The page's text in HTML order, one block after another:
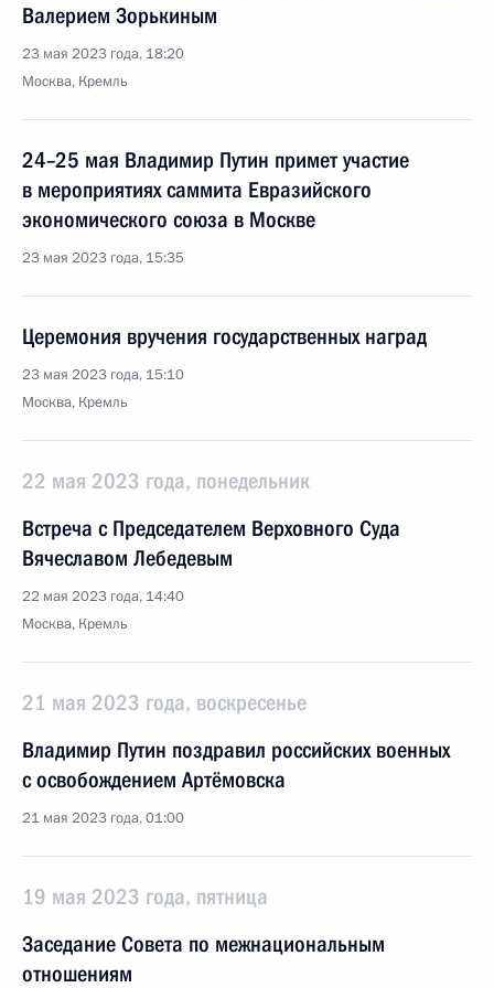
Валерием Зорькиным
23 мая 2023 года, 18:20
Москва, Кремль
24–25 мая Владимир Путин примет участие
в мероприятиях саммита Евразийского
экономического союза в Москве
23 мая 2023 года, 15:35
Церемония вручения государственных наград
23 мая 2023 года, 15:10
Москва, Кремль
22 мая 2023 года, понедельник
Встреча с Председателем Верховного Суда
Вячеславом Лебедевым
22 мая 2023 года, 14:40
Москва, Кремль
21 мая 2023 года, воскресенье
Владимир Путин поздравил российских военных
с освобождением Артёмовска
21 мая 2023 года, 01:00
19 мая 2023 года, пятница
Заседание Совета по межнациональным
отношениям